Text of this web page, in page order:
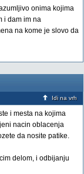
onima kojima
i dam im na
na kome je slovo da
Idi na vrh
i mesta na kojima
nacin oblacenja
da nosite patike.
delom, i odbijanju